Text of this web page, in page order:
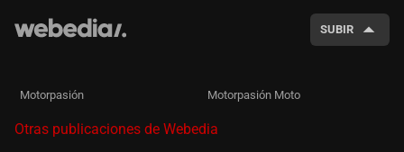
SUBIR
Motorpasión Motorpasión Moto
Otras publicaciones de Webedia